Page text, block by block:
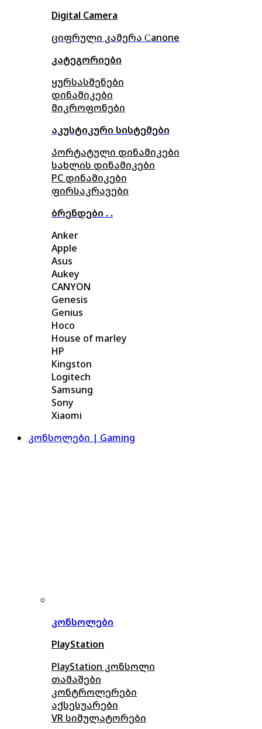
Digital Camera
ციფრული კამერა Сanone
კატეგორიები
ყურსასმენები
დინამიკები
მიკროფონები
აკუსტიკური სისტემები
პორტატული დინამიკები
სახლის დინამიკები
PC დინამიკები
ფირსაკრავები
ბრენდები . .
Anker
Apple
Asus
Aukey
CANYON
Genesis
Genius
Hoco
House of marley
HP
Kingston
Logitech
Samsung
Sony
Xiaomi
კონსოლები | Gaming
კონსოლები
PlayStation
PlayStation კონსოლი
თამაშები
კონტროლერები
აქსესუარები
VR სიმულატორები